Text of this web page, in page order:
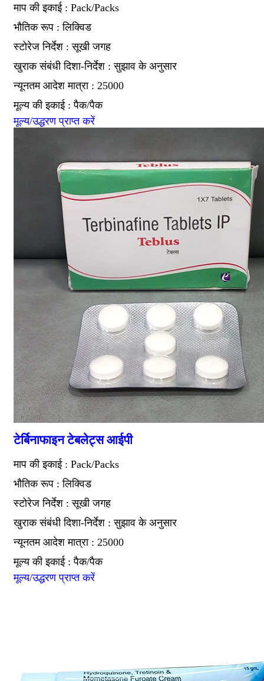
माप की इकाई : Pack/Packs
भौतिक रूप : लिक्विड
स्टोरेज निर्देश : सूखी जगह
खुराक संबंधी दिशा-निर्देश : सुझाव के अनुसार
न्यूनतम आदेश मात्रा : 25000
मूल्य की इकाई : पैक/पैक
मूल्य/उद्धरण प्राप्त करें
टेर्बिनाफाइन टेबलेट्स आईपी
माप की इकाई : Pack/Packs
भौतिक रूप : लिक्विड
स्टोरेज निर्देश : सूखी जगह
खुराक संबंधी दिशा-निर्देश : सुझाव के अनुसार
न्यूनतम आदेश मात्रा : 25000
मूल्य की इकाई : पैक/पैक
मूल्य/उद्धरण प्राप्त करें